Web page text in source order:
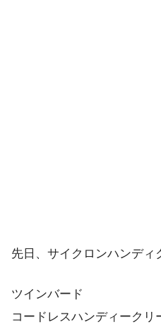
先日、サイクロンハンディ
ツインバード
コードレスハンディーク